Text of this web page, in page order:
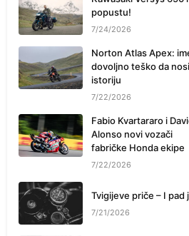
popustu!
7/24/2026
Norton Atlas Apex:
dovoljno teško da nosi
istoriju
7/22/2026
Fabio Kvartararo i
Alonso novi vozači
fabričke Honda ekipe
7/22/2026
Tvigijeve priče – I pad
7/21/2026